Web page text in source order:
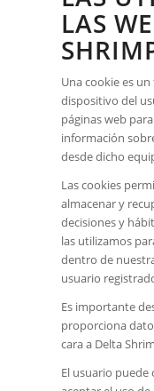
LAS
Una cookie es
dispositivo del
páginas web
información
desde dicho
Las cookies
almacenar y
decisiones y
las utilizamos
dentro de
usuario
Es importante
proporciona
cara a Delta
El usuario